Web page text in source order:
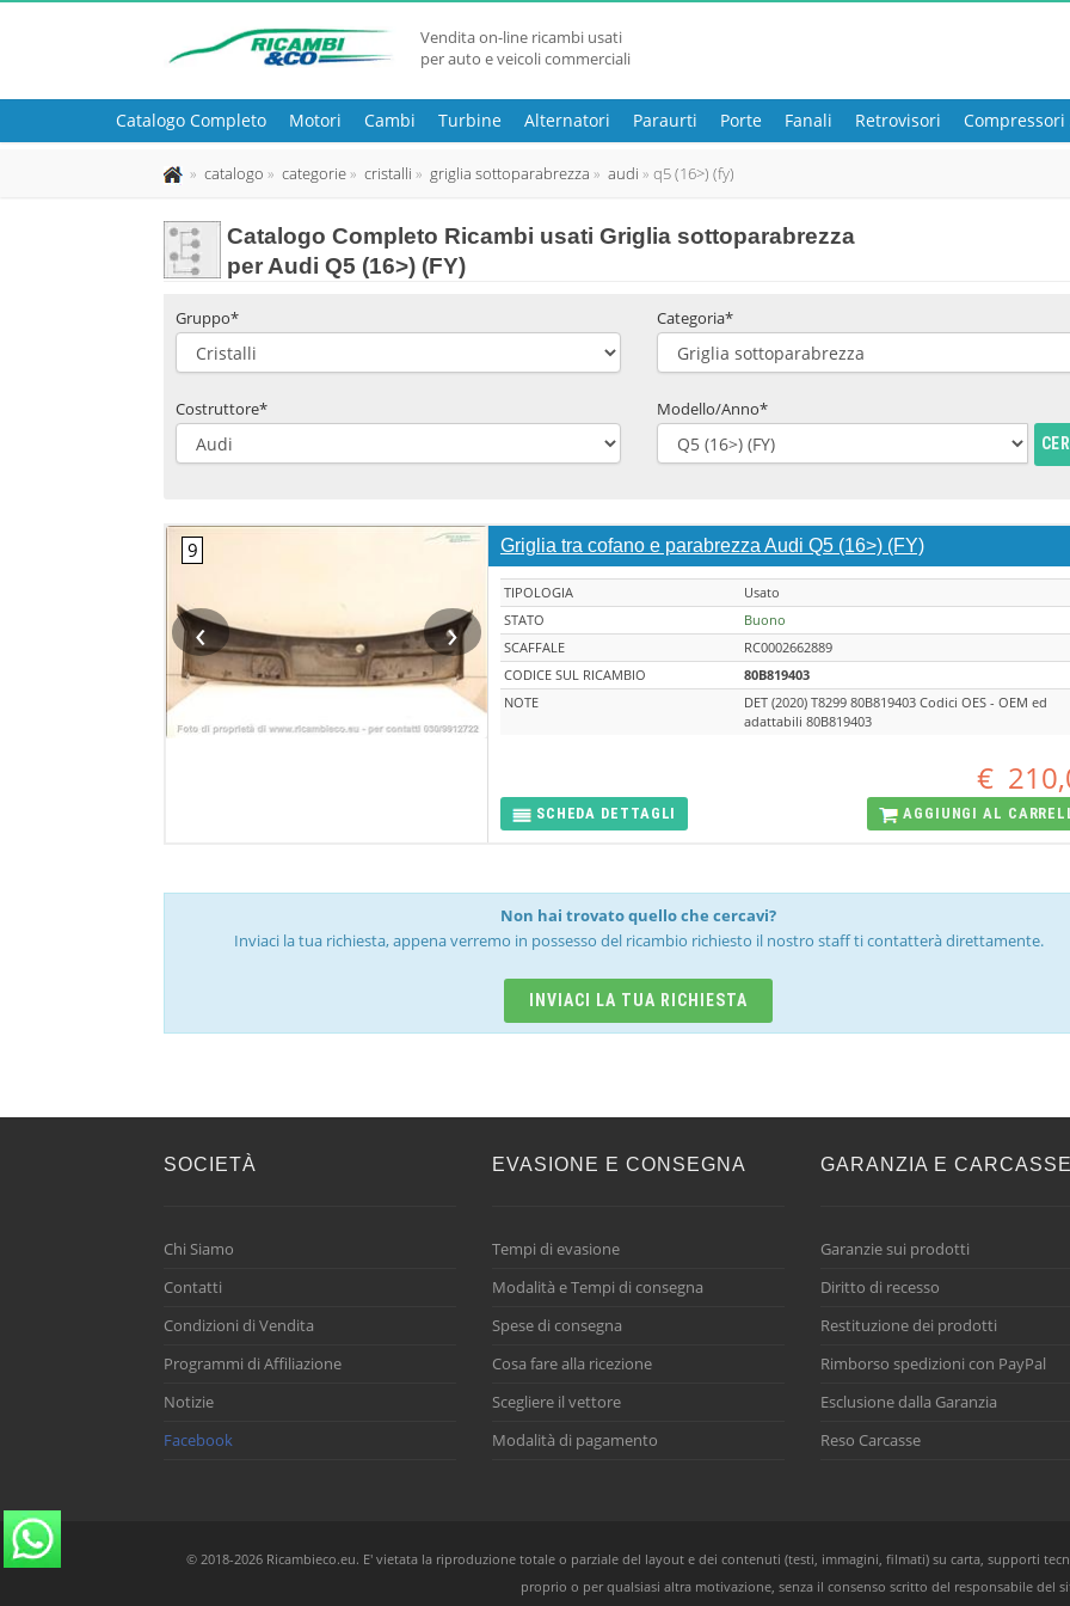
Vendita on-line ricambi usati
per auto e veicoli commerciali
Catalogo Completo Motori Cambi Turbine Alternatori Paraurti Porte Fanali Retrovisori Compressori
catalogo categorie cristalli griglia sottoparabrezza audi q5 (16>) (fy)
Catalogo Completo Ricambi usati Griglia sottoparabrezza
per Audi Q5 (16>) (FY)
Gruppo* Categoria*
Costruttore* Modello/Anno*
‹ ›
Griglia tra cofano e parabrezza Audi Q5 (16>) (FY)
TIPOLOGIA
Usato
STATO
Buono
SCAFFALE
RC0002662889
CODICE SUL RICAMBIO
80B819403
NOTE
DET (2020) T8299 80B819403 Codici OES - OEM ed
adattabili 80B819403
€
SCHEDA DETTAGLI AGGIUNGI AL
Non hai trovato quello che cercavi?
Inviaci la tua richiesta, appena verremo in possesso del ricambio richiesto il nostro staff ti contatterà direttamente.
INVIACI LA TUA RICHIESTA
SOCIETÀ
Chi Siamo
Contatti
Condizioni di Vendita
Programmi di Affiliazione
Notizie
Facebook
EVASIONE E CONSEGNA
Tempi di evasione
Modalità e Tempi di consegna
Spese di consegna
Cosa fare alla ricezione
Scegliere il vettore
Modalità di pagamento
GARANZIA E CARCASSE
Garanzie sui prodotti
Diritto di recesso
Restituzione dei prodotti
Rimborso spedizioni con PayPal
Esclusione dalla Garanzia
Reso Carcasse
© 2018-2026 Ricambieco.eu. E' vietata la riproduzione totale o parziale del layout e dei contenuti (testi, immagini, filmati) su carta, supporti
proprio o per qualsiasi altra motivazione, senza il consenso scritto del responsabile del